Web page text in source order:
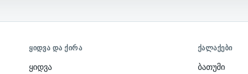
ᲧᲘᲓᲕᲐ ᲓᲐ ᲥᲘᲠᲐ
ყიდვა
ᲥᲐᲚᲐᲥᲔᲑᲘ
ბათუმი